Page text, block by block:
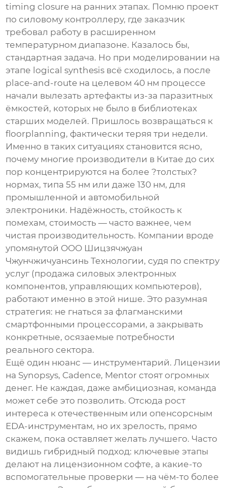
timing closure на ранних этапах. Помню проект
по силовому контроллеру, где заказчик
требовал работу в расширенном
температурном диапазоне. Казалось бы,
стандартная задача. Но при моделировании на
этапе logical synthesis всё сходилось, а после
place-and-route на целевом 40 нм процессе
начали вылезать артефакты из-за паразитных
ёмкостей, которых не было в библиотеках
старших моделей. Пришлось возвращаться к
floorplanning, фактически теряя три недели.
Именно в таких ситуациях становится ясно,
почему многие производители в Китае до сих
пор концентрируются на более ?толстых?
нормах, типа 55 нм или даже 130 нм, для
промышленной и автомобильной
электроники. Надёжность, стойкость к
помехам, стоимость — часто важнее, чем
чистая производительность. Компании вроде
упомянутой ООО Шицзячжуан
Чжунчжичуансинь Технологии, судя по спектру
услуг (продажа силовых электронных
компонентов, управляющих компьютеров),
работают именно в этой нише. Это разумная
стратегия: не гнаться за флагманскими
смартфонными процессорами, а закрывать
конкретные, осязаемые потребности
реального сектора.
Ещё один нюанс — инструментарий. Лицензии
на Synopsys, Cadence, Mentor стоят огромных
денег. Не каждая, даже амбициозная, команда
может себе это позволить. Отсюда рост
интереса к отечественным или опенсорсным
EDA-инструментам, но их зрелость, прямо
скажем, пока оставляет желать лучшего. Часто
видишь гибридный подход: ключевые этапы
делают на лицензионном софте, а какие-то
вспомогательные проверки — на чём-то более